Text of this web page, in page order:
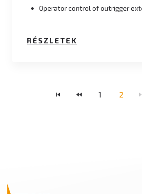
Operator control of outrigger
RÉSZLETEK
1 2